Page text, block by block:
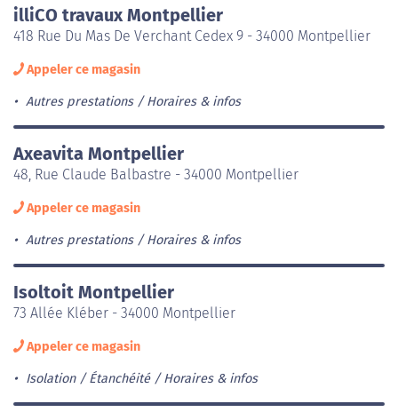
illiCO travaux Montpellier
418 Rue Du Mas De Verchant Cedex 9 - 34000 Montpellier
Appeler ce magasin
Autres prestations Horaires & infos
Axeavita Montpellier
48, Rue Claude Balbastre - 34000 Montpellier
Appeler ce magasin
Autres prestations Horaires & infos
Isoltoit Montpellier
73 Allée Kléber - 34000 Montpellier
Appeler ce magasin
Isolation / Étanchéité Horaires & infos